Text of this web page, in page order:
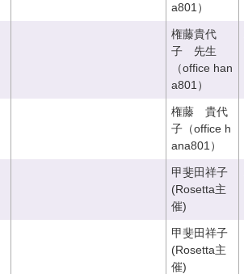
a801）
権藤貴代
子 先生
（office han
a801）
権藤 貴代
子（office h
ana801）
甲斐田祥子
(Rosetta主
催)
甲斐田祥子
(Rosetta主
催)